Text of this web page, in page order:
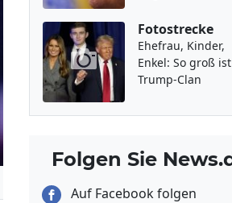
Fotostrecke
Ehefrau, Kinder,
Enkel: So groß
Trump-Clan
Folgen Sie
Auf Facebook folgen